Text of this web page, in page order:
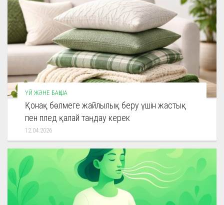
ҮЙ ЖӘНЕ БАҚША
Қонақ бөлмеге жайлылық беру үшін жастық
пен плед қалай таңдау керек
12.04.2026